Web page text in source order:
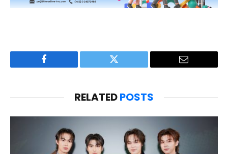
Facebook Twitter Email
RELATEDPOSTS